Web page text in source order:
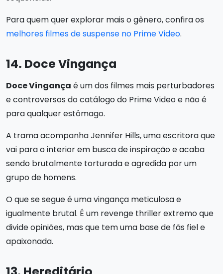
Para quem quer explorar mais o gênero, confira os
melhores filmes de suspense no Prime Video.
14. Doce Vingança
Doce Vingança é um dos filmes mais perturbadores
e controversos do catálogo do Prime Video e não é
para qualquer estômago.
A trama acompanha Jennifer Hills, uma escritora que
vai para o interior em busca de inspiração e acaba
sendo brutalmente torturada e agredida por um
grupo de homens.
O que se segue é uma vingança meticulosa e
igualmente brutal. É um revenge thriller extremo que
divide opiniões, mas que tem uma base de fãs fiel e
apaixonada.